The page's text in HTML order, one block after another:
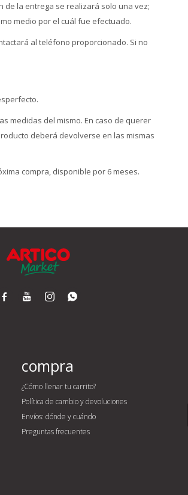
de la entrega se realizará solo una vez;
medio por el cuál fue efectuado.
al teléfono proporcionado. Si no
medidas del mismo. En caso de querer
deberá devolverse en las mismas
compra, disponible por 6 meses.
   
compra
¿Cómo llenar tu carrito?
Política de cambio y devoluciones
Envíos: dónde y cuándo
Preguntas frecuentes